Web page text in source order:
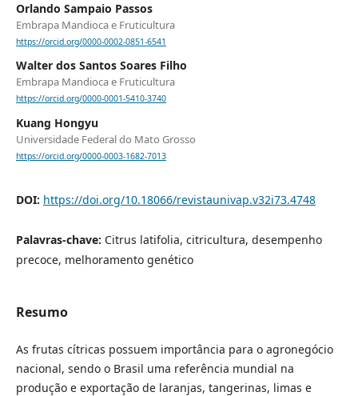
Orlando Sampaio Passos
Embrapa Mandioca e Fruticultura
https://orcid.org/0000-0002-0851-6541
Walter dos Santos Soares Filho
Embrapa Mandioca e Fruticultura
https://orcid.org/0000-0001-5410-3740
Kuang Hongyu
Universidade Federal do Mato Grosso
https://orcid.org/0000-0003-1682-7013
DOI: https://doi.org/10.18066/revistaunivap.v32i73.4748
Palavras-chave: Citrus latifolia, citricultura, desempenho
precoce, melhoramento genético
Resumo
As frutas cítricas possuem importância para o agronegócio
nacional, sendo o Brasil uma referência mundial na
produção e exportação de laranjas, tangerinas, limas e